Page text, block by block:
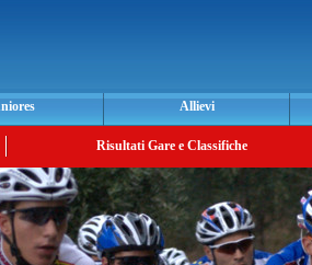
Allievi
Risultati Gare e Classifiche